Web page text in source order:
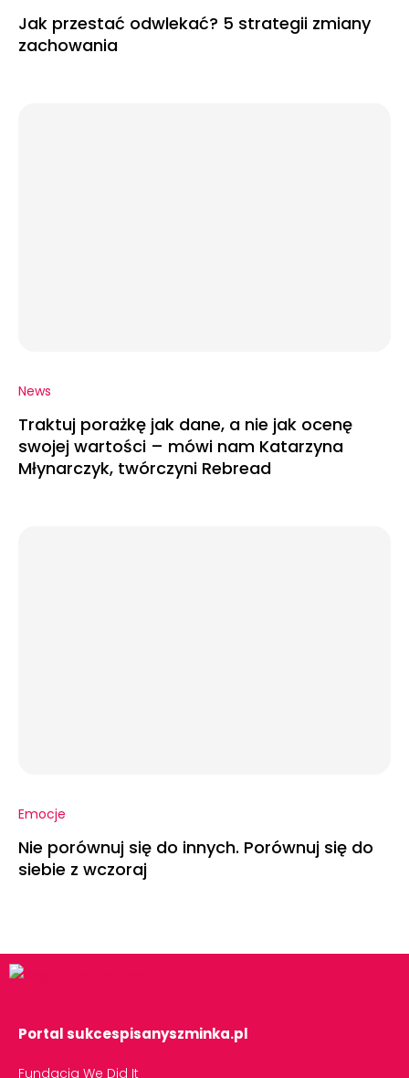
Jak przestać odwlekać? 5 strategii zmiany
zachowania
News
Traktuj porażkę jak dane, a nie jak ocenę
swojej wartości – mówi nam Katarzyna
Młynarczyk, twórczyni Rebread
Emocje
Nie porównuj się do innych. Porównuj się do
siebie z wczoraj
Portal sukcespisanyszminka.pl
Fundacja We Did It